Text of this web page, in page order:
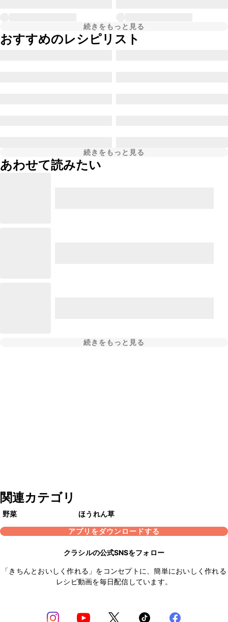
続きをもっと見る
おすすめのレシピリスト
続きをもっと見る
あわせて読みたい
続きをもっと見る
関連カテゴリ
野菜
ほうれん草
アプリをダウンロードする
クラシルの公式SNSをフォロー
「きちんとおいしく作れる」をコンセプトに、簡単においしく作れる
レシピ動画を毎日配信しています。